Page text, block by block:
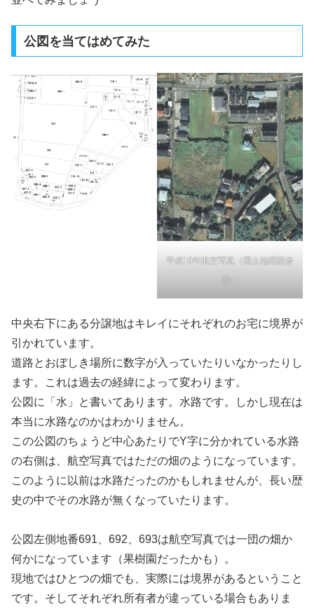
公図を当てはめてみた
平成19年航空写真（国土地理院参
照）
中央右下にある分譲地はキレイにそれぞれのお宅に境界が
引かれています。
道路とおぼしき場所に数字が入っていたりいなかったりし
ます。これは過去の経緯によって変わります。
公図に「水」と書いてあります。水路です。しかし現在は
本当に水路なのかはわかりません。
この公図のちょうど中心あたりでY字に分かれている水路
の右側は、航空写真ではただの畑のようになっています。
このように以前は水路だったのかもしれませんが、長い歴
史の中でその水路が無くなっていたります。
公図左側地番691、692、693は航空写真では一団の畑か
何かになっています（果樹園だったかも）。
現地ではひとつの畑でも、実際には境界があるということ
です。そしてそれぞれ所有者が違っている場合もありま